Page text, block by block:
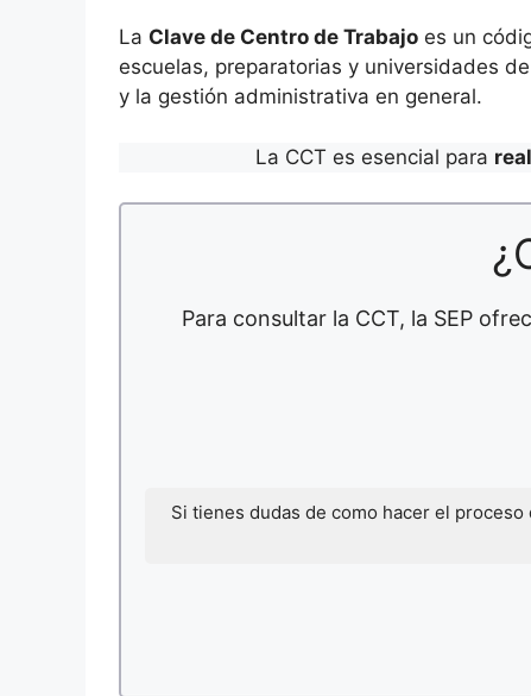
La Clave de Centro de Trabajo es un
escuelas, preparatorias y universidades
y la gestión administrativa en general.
La CCT es esencial para
Para consultar la CCT, la SEP
Si tienes dudas de como hacer el proceso